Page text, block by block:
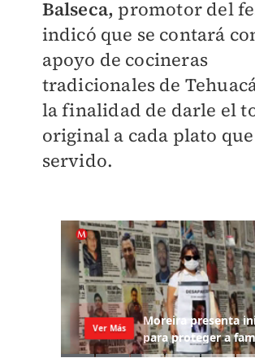
Balseca, promotor del
indicó que se contará
apoyo de cocineras
tradicionales de
la finalidad de darle el
original a cada plato
servido.